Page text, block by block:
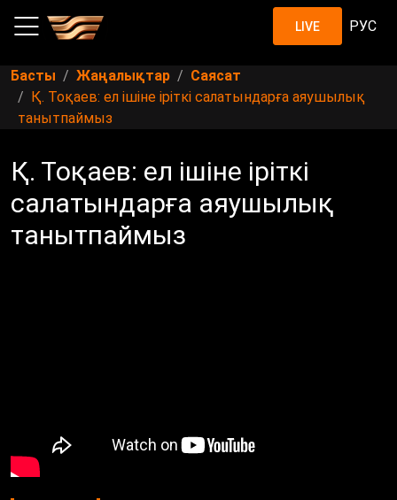
LIVE РУС
Басты Жаңалықтар
Саясат
Қ. Тоқаев: ел ішіне іріткі салатындарға аяушылық
танытпаймыз
Қ. Тоқаев: ел ішіне іріткі
салатындарға аяушылық
танытпаймыз